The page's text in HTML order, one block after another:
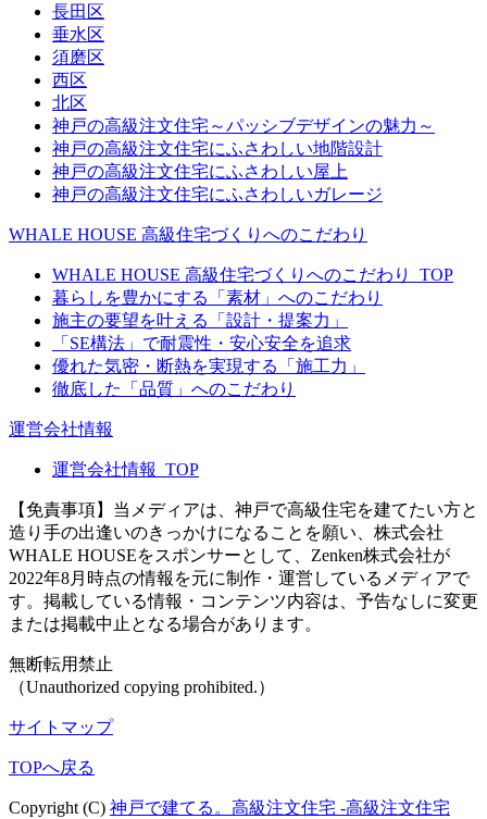
長田区
垂水区
須磨区
西区
北区
神戸の高級注文住宅～パッシブデザインの魅力～
神戸の高級注文住宅にふさわしい地階設計
神戸の高級注文住宅にふさわしい屋上
神戸の高級注文住宅にふさわしいガレージ
WHALE HOUSE 高級住宅づくりへのこだわり
WHALE HOUSE 高級住宅づくりへのこだわり_TOP
暮らしを豊かにする「素材」へのこだわり
施主の要望を叶える「設計・提案力」
「SE構法」で耐震性・安心安全を追求
優れた気密・断熱を実現する「施工力」
徹底した「品質」へのこだわり
運営会社情報
運営会社情報_TOP
【免責事項】 当メディアは、神戸で高級住宅を建てたい方と
造り手の出逢いのきっかけになることを願い、株式会社
WHALE HOUSEをスポンサーとして、Zenken株式会社が
2022年8月時点の情報を元に制作・運営しているメディアで
す。掲載している情報・コンテンツ内容は、予告なしに変更
または掲載中止となる場合があります。
無断転用禁止
（Unauthorized copying prohibited.）
サイトマップ
TOPへ戻る
Copyright (C) 神戸で建てる。高級注文住宅 -高級注文住宅